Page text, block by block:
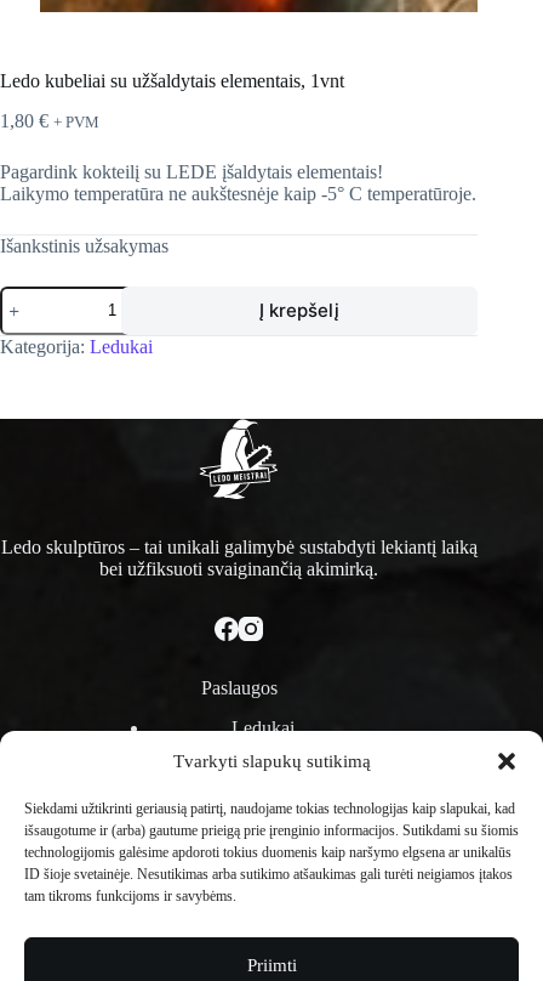
Tvarkyti slapukų sutikimą
Siekdami užtikrinti geriausią patirtį, naudojame tokias technologijas kaip slapukai, kad
išsaugotume ir (arba) gautume prieigą prie įrenginio informacijos. Sutikdami su šiomis
technologijomis galėsime apdoroti tokius duomenis kaip naršymo elgsena ar unikalūs
ID šioje svetainėje. Nesutikimas arba sutikimo atšaukimas gali turėti neigiamos įtakos
tam tikroms funkcijoms ir savybėms.
Priimti
Ledo kubeliai su užšaldytais elementais, 1vnt
1,80 € + PVM
Pagardink kokteilį su LEDE įšaldytais elementais!
Laikymo temperatūra ne aukštesnėje kaip -5° C temperatūroje.
Išankstinis užsakymas
produkto
kiekis:
Ledo
kubeliai
elementais,
Į krepšelį
Kategorija: Ledukai
Ledo skulptūros – tai unikali galimybė sustabdyti lekiantį laiką
bei užfiksuoti svaiginančią akimirką.
Paslaugos
Ledukai
Ledo barai
Ledo dirbtuvės
Ledo skulptūra
Ledo bloke užšaldyti objektai
Kontaktai